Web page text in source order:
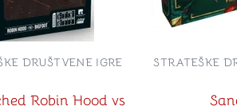
Robin Hood vs
DRUŠTVENE IGRE STRATEŠKE